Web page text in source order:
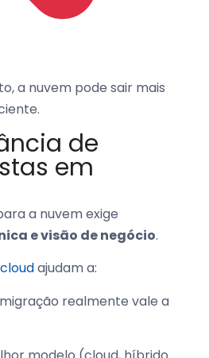
a nuvem pode sair mais
de
em
a nuvem exige
e visão de negócio.
ajudam a:
realmente vale a